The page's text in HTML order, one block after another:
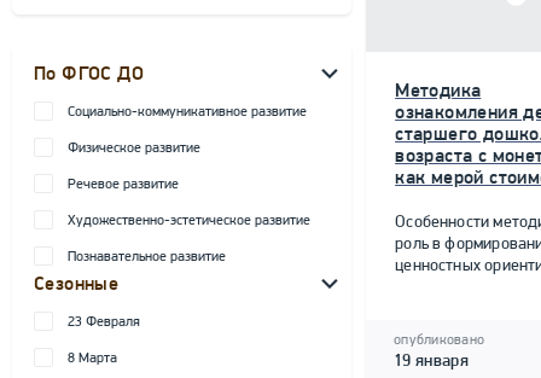
По ФГОС ДО
Социально-коммуникативное развитие
Физическое развитие
Речевое развитие
Художественно-эстетическое развитие
Познавательное развитие
Сезонные
23 Февраля
8 Марта
Методика
ознакомления
старшего
возраста с
как мерой
Особенности
роль в
ценностных
опубликовано
19 января